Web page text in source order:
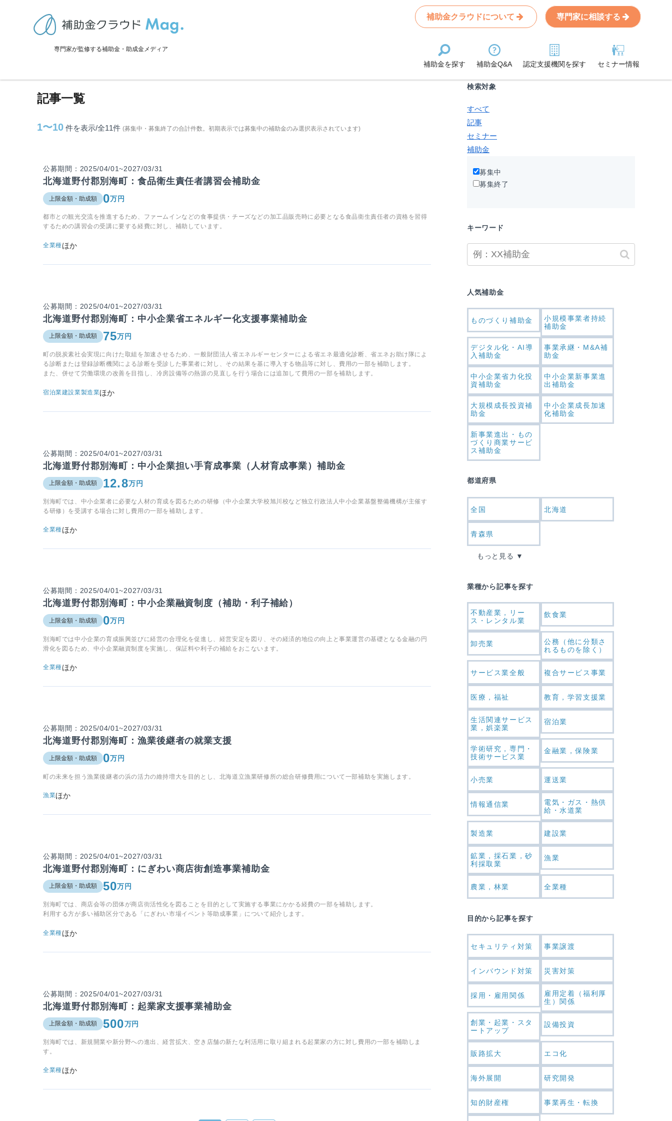
専門家が監修する補助金・助成金メディア
補助金クラウドについて 専門家に相談する
補助金を探す 補助金Q&A 認定支援機関を探す セミナー情報
>補助金・助成金詳細
別海町に関連する記事
記事一覧
1〜10 件を表示/全11件 (募集中・募集終了の合計件数。初期表示では募集中の補助金のみ選択表示されています)
公募期間：2025/04/01~2027/03/31
北海道野付郡別海町：食品衛生責任者講習会補助金
上限金額・助成額 0万円
都市との観光交流を推進するため、ファームインなどの食事提供・チーズなどの加工品販売時に必要となる食品衛生責任者の資格を習得
するための講習会の受講に要する経費に対し、補助しています。
全業種ほか
公募期間：2025/04/01~2027/03/31
北海道野付郡別海町：中小企業省エネルギー化支援事業補助金
上限金額・助成額 75万円
町の脱炭素社会実現に向けた取組を加速させるため、一般財団法人省エネルギーセンターによる省エネ最適化診断、省エネお助け隊によ
る診断または登録診断機関による診断を受診した事業者に対し、その結果を基に導入する物品等に対し、費用の一部を補助します。
また、併せて労働環境の改善を目指し、冷房設備等の熱源の見直しを行う場合には追加して費用の一部を補助します。
宿泊業建設業製造業ほか
公募期間：2025/04/01~2027/03/31
北海道野付郡別海町：中小企業担い手育成事業（人材育成事業）補助金
上限金額・助成額 12.8万円
別海町では、中小企業者に必要な人材の育成を図るための研修（中小企業大学校旭川校など独立行政法人中小企業基盤整備機構が主催す
る研修）を受講する場合に対し費用の一部を補助します。
全業種ほか
公募期間：2025/04/01~2027/03/31
北海道野付郡別海町：中小企業融資制度（補助・利子補給）
上限金額・助成額 0万円
別海町では中小企業の育成振興並びに経営の合理化を促進し、経営安定を図り、その経済的地位の向上と事業運営の基礎となる金融の円
滑化を図るため、中小企業融資制度を実施し、保証料や利子の補給をおこないます。
全業種ほか
公募期間：2025/04/01~2027/03/31
北海道野付郡別海町：漁業後継者の就業支援
上限金額・助成額 0万円
町の未来を担う漁業後継者の浜の活力の維持増大を目的とし、北海道立漁業研修所の総合研修費用について一部補助を実施します。
漁業ほか
公募期間：2025/04/01~2027/03/31
北海道野付郡別海町：にぎわい商店街創造事業補助金
上限金額・助成額 50万円
別海町では、商店会等の団体が商店街活性化を図ることを目的として実施する事業にかかる経費の一部を補助します。
利用する方が多い補助区分である「にぎわい市場イベント等助成事業」について紹介します。
全業種ほか
公募期間：2025/04/01~2027/03/31
北海道野付郡別海町：起業家支援事業補助金
上限金額・助成額 500万円
別海町では、新規開業や新分野への進出、経営拡大、空き店舗の新たな利活用に取り組まれる起業家の方に対し費用の一部を補助しま
す。
全業種ほか
Search
条件から記事を探す
検索対象
すべて
記事
セミナー
補助金
募集中
募集終了
キーワード
人気補助金
ものづくり補助金
小規模事業者持続
補助金
デジタル化・AI導
入補助金
事業承継・M&A補
助金
中小企業省力化投
資補助金
中小企業新事業進
出補助金
大規模成長投資補
助金
中小企業成長加速
化補助金
新事業進出・もの
づくり商業サービ
ス補助金
都道府県
全国 北海道
青森県
もっと見る
業種から記事を探す
不動産業，リー
ス・レンタル業
飲食業
卸売業
公務（他に分類さ
れるものを除く）
サービス業全般 複合サービス事業
医療，福祉 教育，学習支援業
生活関連サービス
業，娯楽業
宿泊業
学術研究，専門・
技術サービス業
金融業，保険業
小売業 運送業
情報通信業
電気・ガス・熱供
給・水道業
製造業 建設業
鉱業，採石業，砂
利採取業
漁業
農業，林業 全業種
目的から記事を探す
セキュリティ対策 事業譲渡
インバウンド対策 災害対策
採用・雇用関係
雇用定着（福利厚
生）関係
創業・起業・スタ
ートアップ
設備投資
販路拡大 エコ化
海外展開 研究開発
知的財産権 事業再生・転換